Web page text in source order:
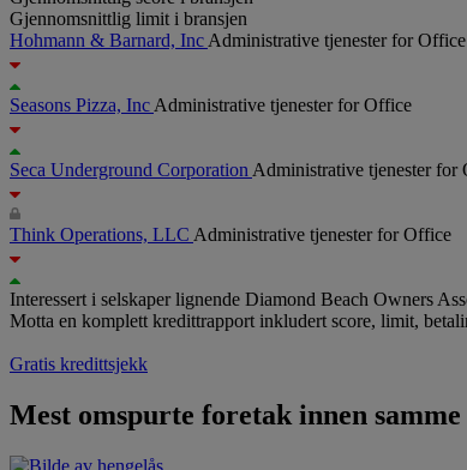
Gjennomsnittlig limit i bransjen
Hohmann & Barnard, Inc Administrative tjenester for Office
Seasons Pizza, Inc Administrative tjenester for Office
Seca Underground Corporation Administrative tjenester for
Think Operations, LLC Administrative tjenester for Office
Interessert i selskaper lignende Diamond Beach Owners
Motta en komplett kredittrapport inkludert score, limit,
Gratis kredittsjekk
Mest omspurte foretak innen